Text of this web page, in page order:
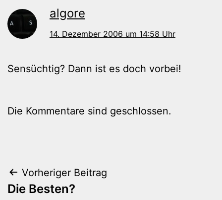
algore
14. Dezember 2006 um 14:58 Uhr
Sensüchtig? Dann ist es doch vorbei!
Die Kommentare sind geschlossen.
Beitragsnavigation
Vorheriger Beitrag
Die Besten?